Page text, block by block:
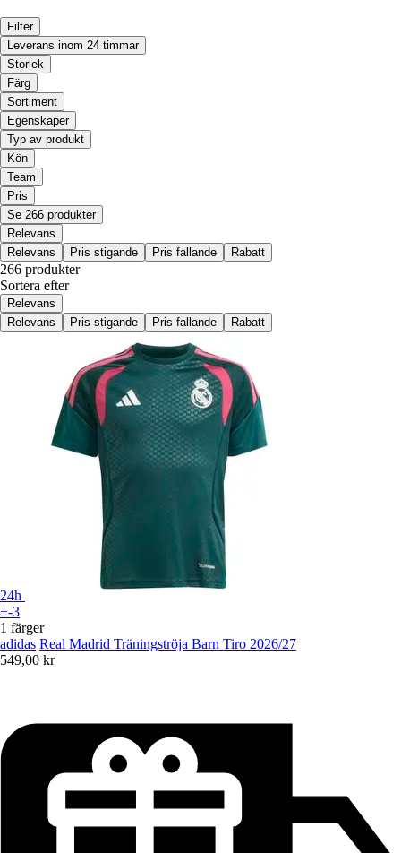
Filter
Leverans inom 24 timmar
Storlek
Färg
Sortiment
Egenskaper
Typ av produkt
Kön
Team
Pris
Se 266 produkter
Relevans
Relevans
Pris stigande Pris fallande Rabatt
266 produkter
Sortera efter
Relevans
Relevans
Pris stigande Pris fallande Rabatt
24h
+-3
1 färger
adidas Real Madrid Träningströja Barn Tiro 2026/27
549,00 kr